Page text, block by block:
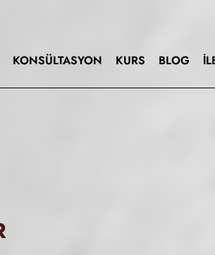
KONSÜLTASYON KURS BLOG